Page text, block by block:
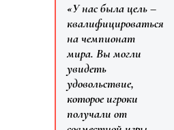
«У нас была цель –
квалифицироваться
на чемпионат
мира. Вы могли
увидеть
удовольствие,
которое игроки
получали от